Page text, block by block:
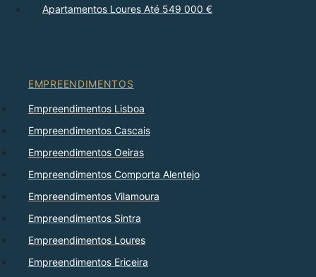
Apartamentos Loures Até 549 000 €
EMPREENDIMENTOS
Empreendimentos Lisboa
Empreendimentos Cascais
Empreendimentos Oeiras
Empreendimentos Comporta Alentejo
Empreendimentos Vilamoura
Empreendimentos Sintra
Empreendimentos Loures
Empreendimentos Ericeira